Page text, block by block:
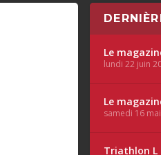
Le
lundi 22 juin
Le
samedi 16
Triathlon L